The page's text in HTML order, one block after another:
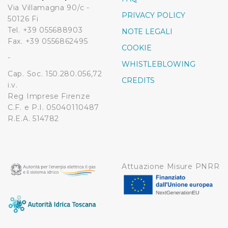
della condivisione di informazioni sopra indicata.
Cliccando su "Rifiuta" o sulla "X" posizionata in alto a
destra in questo banner l’Utente rifiuta tutti i cookie con
presente banner comporta il permanere delle
impostazioni di default e dunque la continuazione della
navigazione in assenza di cookie o altri sistemi di
tracciamento ad esclusione di quelli tecnici
indispensabili per una corretta visualizzazione della
Via Villamagna 90/c -
50126 Fi
Tel. +39 055688903
Fax. +39 0556862495
-
Cap. Soc. 150.280.056,72
i.v.
Reg Imprese Firenze
C.F. e P.I. 05040110487
R.E.A. 514782
PRIVACY POLICY
NOTE LEGALI
COOKIE
WHISTLEBLOWING
CREDITS
Attuazione Misure PNRR